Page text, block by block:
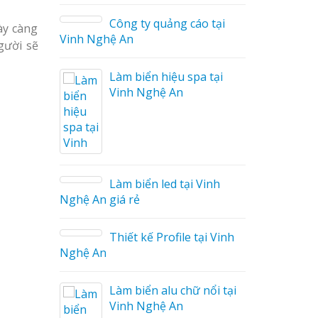
càng
sẽ
Rẻ
Công ty quảng cáo tại
Vinh Nghệ An
Làm biển hiệu spa tại
Vinh Nghệ An
Làm biển led tại Vinh
Nghệ An giá rẻ
Thiết kế Profile tại Vinh
Nghệ An
Làm biển alu chữ nổi tại
Vinh Nghệ An